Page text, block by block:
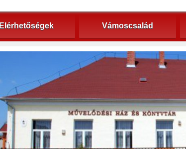
Elérhetőségek Vámoscsalád